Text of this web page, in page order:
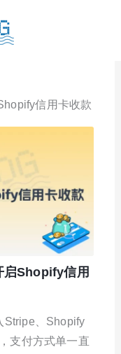
信用卡收款
启Shopify信用
Stripe、Shopify
支付方式单一直